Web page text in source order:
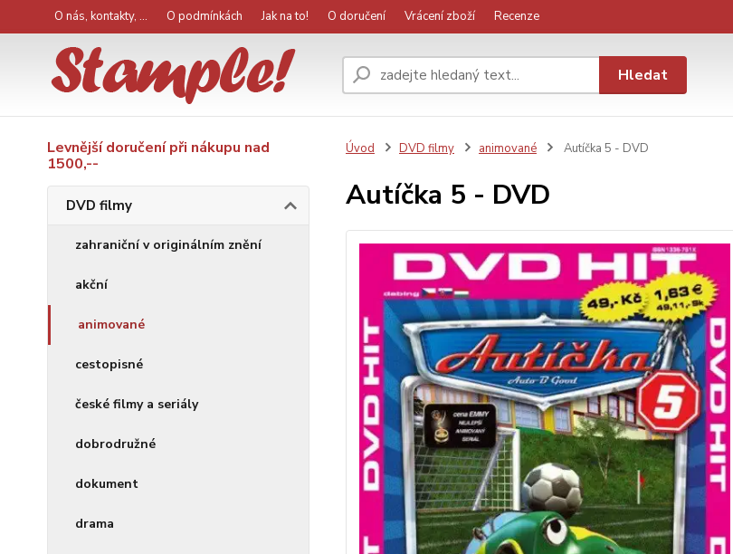
O nás, kontakty, ... O podmínkách Jak na to! O doručení Vrácení zboží Recenze
Hledat
Levnější doručení při nákupu nad
1500,--
DVD filmy
zahraniční v originálním znění
akční
animované
cestopisné
české filmy a seriály
dobrodružné
dokument
drama
Úvod DVD filmy animované Autíčka 5 - DVD
Autíčka 5 - DVD